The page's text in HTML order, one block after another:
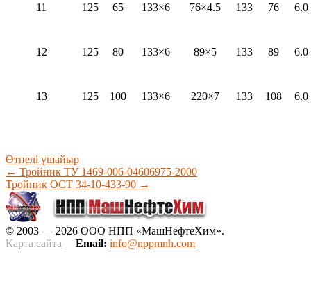
11 125 65 133×6 76×4.5 133 76 6.0
12 125 80 133×6 89×5 133 89 6.0
13 125 100 133×6 220×7 133 108 6.0
Өтпелі үшайыр
← Тройник ТУ 1469-006-04606975-2000
Тройник ОСТ 34-10-433-90 →
© 2003 — 2026 ООО НПП «МашНефтеХим».
Карта сайта
Email: info@nppmnh.com